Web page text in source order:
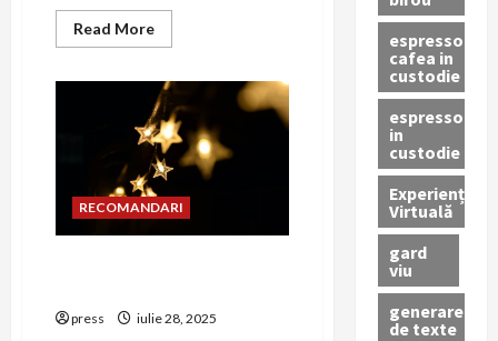
Read MoreRead
more
feedback-
ului
pacienților
în
strategia
de
PR
RECOMANDARI
press iulie 28, 2025
espressor
cafea in
custodie
espressor
in
custodie
Experiență
Virtuală
gard
viu
generare
de texte